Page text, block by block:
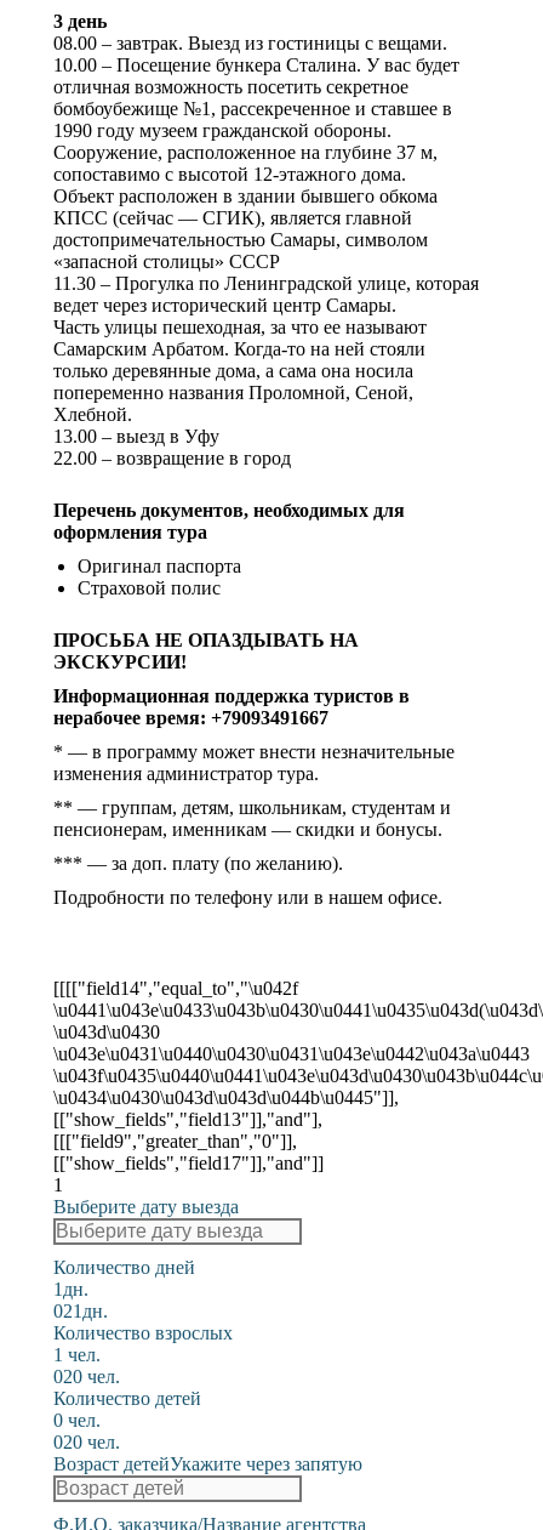
3 день
08.00 – завтрак. Выезд из гостиницы с вещами.
10.00 – Посещение бункера Сталина. У вас будет
отличная возможность посетить секретное
бомбоубежище №1, рассекреченное и ставшее в
1990 году музеем гражданской обороны.
Сооружение, расположенное на глубине 37 м,
сопоставимо с высотой 12-этажного дома.
Объект расположен в здании бывшего обкома
КПСС (сейчас — СГИК), является главной
достопримечательностью Самары, символом
«запасной столицы» СССР
11.30 – Прогулка по Ленинградской улице, которая
ведет через исторический центр Самары.
Часть улицы пешеходная, за что ее называют
Самарским Арбатом. Когда-то на ней стояли
только деревянные дома, а сама она носила
попеременно названия Проломной, Сеной,
Хлебной.
13.00 – выезд в Уфу
22.00 – возвращение в город
Перечень документов, необходимых для
оформления тура
Оригинал паспорта
Страховой полис
ПРОСЬБА НЕ ОПАЗДЫВАТЬ НА
ЭКСКУРСИИ!
Информационная поддержка туристов в
нерабочее время: +79093491667
* — в программу может внести незначительные
изменения администратор тура.
** — группам, детям, школьникам, студентам и
пенсионерам, именникам — скидки и бонусы.
*** — за доп. плату (по желанию).
Подробности по телефону или в нашем офисе.
[[[["field14","equal_to","\u042f
\u043d\u0430
\u043e\u0431\u0440\u0430\u0431\u043e\u0442\u043a\u0443
\u0434\u0430\u043d\u043d\u044b\u0445"]],
[["show_fields","field13"]],"and"],
[[["field9","greater_than","0"]],
[["show_fields","field17"]],"and"]]
1
Выберите дату выезда
Количество дней
1дн.
021дн.
Количество взрослых
1 чел.
020 чел.
Количество детей
0 чел.
020 чел.
Возраст детейУкажите через запятую
Ф.И.О. заказчика/Название агентства